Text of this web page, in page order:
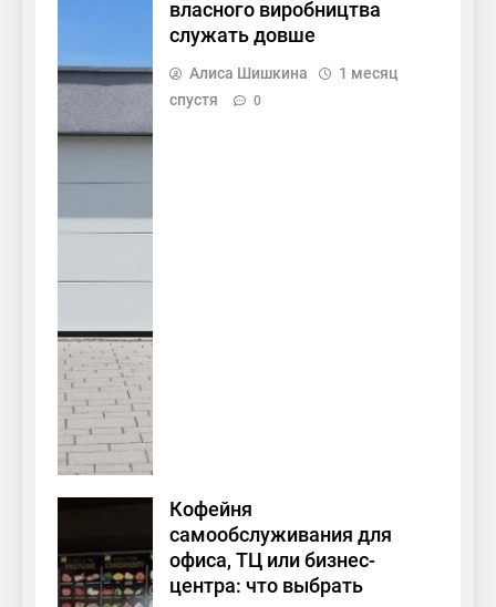
власного виробництва
служать довше
Алиса Шишкина
1 месяц
спустя
0
Кофейня
самообслуживания для
офиса, ТЦ или бизнес-
центра: что выбрать